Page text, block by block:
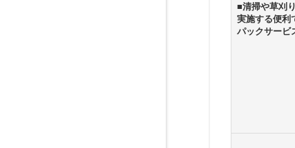
■清掃や草刈
実施する便利
パックサービ